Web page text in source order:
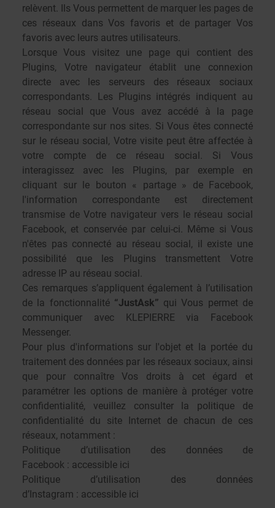
relèvent. Ils Vous permettent de marquer les pages de
ces réseaux dans Vos favoris et de partager Vos
favoris avec leurs autres utilisateurs.
Lorsque Vous visitez une page qui contient des
Plugins, Votre navigateur établit une connexion
directe avec les serveurs des réseaux sociaux
correspondants. Les Plugins intégrés indiquent au
réseau social que Vous avez accédé à la page
correspondante sur nos sites. Si Vous êtes connecté
sur le réseau social, Votre visite peut être affectée à
votre compte de ce réseau social. Si Vous
interagissez avec les Plugins, par exemple en
cliquant sur le bouton « partage » de Facebook,
l'information correspondante est directement
transmise de Votre navigateur vers le réseau social
Facebook, et conservée par celui-ci. Même si Vous
n'êtes pas connecté au réseau social, il existe une
possibilité que les Plugins transmettent Votre
adresse IP au réseau social.
Ces remarques s’appliquent également à l’utilisation
de la fonctionnalité “JustAsk” qui Vous permet de
communiquer avec KLEPIERRE via Facebook
Messenger.
Pour plus d'informations sur l'objet et la portée du
traitement des données par les réseaux sociaux, ainsi
que pour connaître Vos droits à cet égard et
paramétrer les options de manière à protéger votre
confidentialité, veuillez consulter la politique de
confidentialité du site Internet de chacun de ces
réseaux, notamment :
Politique d’utilisation des données de
Facebook : accessible ici
Politique d’utilisation des données
d’Instagram : accessible ici